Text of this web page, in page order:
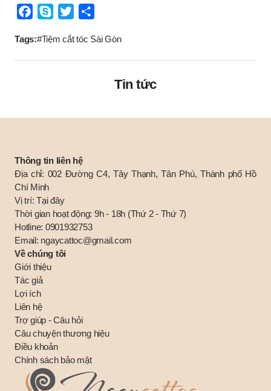
Tags:#Tiệm cắt tóc Sài Gòn
Tin tức
Thông tin liên hệ
Địa chỉ: 002 Đường C4, Tây Thạnh, Tân Phú, Thành phố Hồ
Chí Minh
Vị trí:Tại đây
Thời gian hoạt động: 9h - 18h (Thứ 2 - Thứ 7)
Hotline: 0901932753
Email: ngaycattoc@gmail.com
Về chúng tôi
Giới thiệu
Tác giả
Lợi ích
Liên hệ
Trợ giúp - Câu hỏi
Câu chuyện thương hiệu
Điều khoản
Chính sách bảo mật